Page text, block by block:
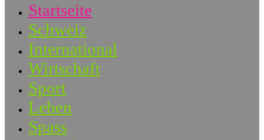
Startseite
Schweiz
International
Wirtschaft
Sport
Leben
Spass